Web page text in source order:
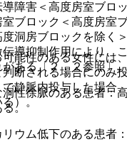
能性のある女性には
断される場合にのみ
静脈内投与した場合
）。
障害＜高度房室ブロ
ブロック＜高度房室
洞房ブロックを除く
導抑制作用により、
ある〔２．２参照〕。
性徐脈のある患者：
。
ウム低下のある患者